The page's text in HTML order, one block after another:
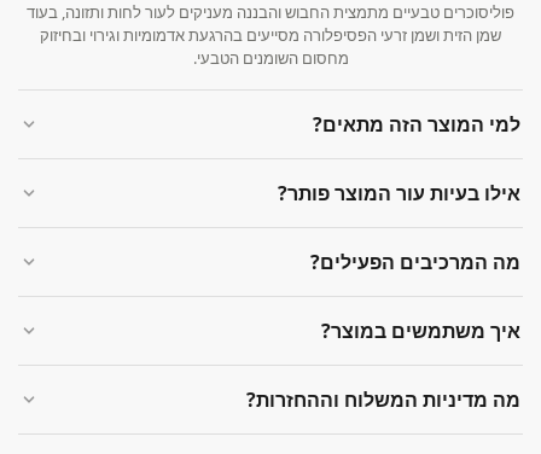
פוליסוכרים טבעיים מתמצית החבוש והבננה מעניקים לעור לחות ותזונה, בעוד
שמן הזית ושמן זרעי הפסיפלורה מסייעים בהרגעת אדמומיות וגירוי ובחיזוק
מחסום השומנים הטבעי.
למי המוצר הזה מתאים?
אילו בעיות עור המוצר פותר?
מה המרכיבים הפעילים?
איך משתמשים במוצר?
מה מדיניות המשלוח וההחזרות?